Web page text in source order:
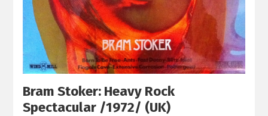
Bram Stoker: Heavy Rock
Spectacular /1972/ (UK)